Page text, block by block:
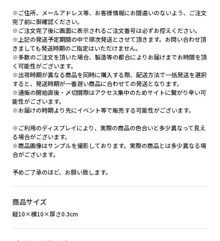
※ご住所、メールアドレス等、お客様情報にお間違いのないよう、ご注文
完了前に御確認ください。
※ご注文完了後に画面に表示されるご注文番号は必ずお控えください。
※上記の発送予定期間の中で順次発送とさせて頂きます。お問い合わせ頂
きましても発送時期のご指定はいただけません。
※多数のご注文を頂いた場合、製造等の都合によりお届けまでお時間を頂
く可能性がございます。
※出荷時期が異なる商品を同時に購入する際、配送方法で一括発送を選択
すると、発送時期が一番遅い商品に合わせての発送となります。
※通販の開始直後・〆切間際はアクセス集中のためサイトに繋がり辛い可
能性がございます。
※お届けの時期より先にイベント等で販売する可能性がございます。
※ご利用のディスプレイにより、実際の商品の色合いと多少異なって見え
る場合がございます。
※商品画像はサンプルを撮影しております。実際の商品とは多少異なる場
合がございます。
予めご了承のほど、お願い致します。
商品サイズ
縦10×横10×厚さ0.3cm